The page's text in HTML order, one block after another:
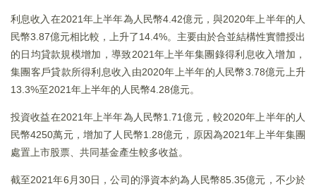
利息收入在2021年上半年為人民幣4.42億元，與2020年上半年的人
民幣3.87億元相比較，上升了14.4%。主要由於合並結構性實體授出
的日均貸款規模增加，導致2021年上半年集團錄得利息收入增加，
集團客戶貸款所得利息收入由2020年上半年的人民幣3.78億元上升
13.3%至2021年上半年的人民幣4.28億元。
投資收益在2021年上半年為人民幣1.71億元，較2020年上半年的人
民幣4250萬元，增加了人民幣1.28億元，原因為2021年上半年集團
處置上市股票、共同基金產生較多收益。
截至2021年6月30日，公司的淨資本約為人民幣85.35億元，不少於